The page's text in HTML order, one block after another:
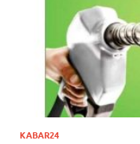
KABAR24